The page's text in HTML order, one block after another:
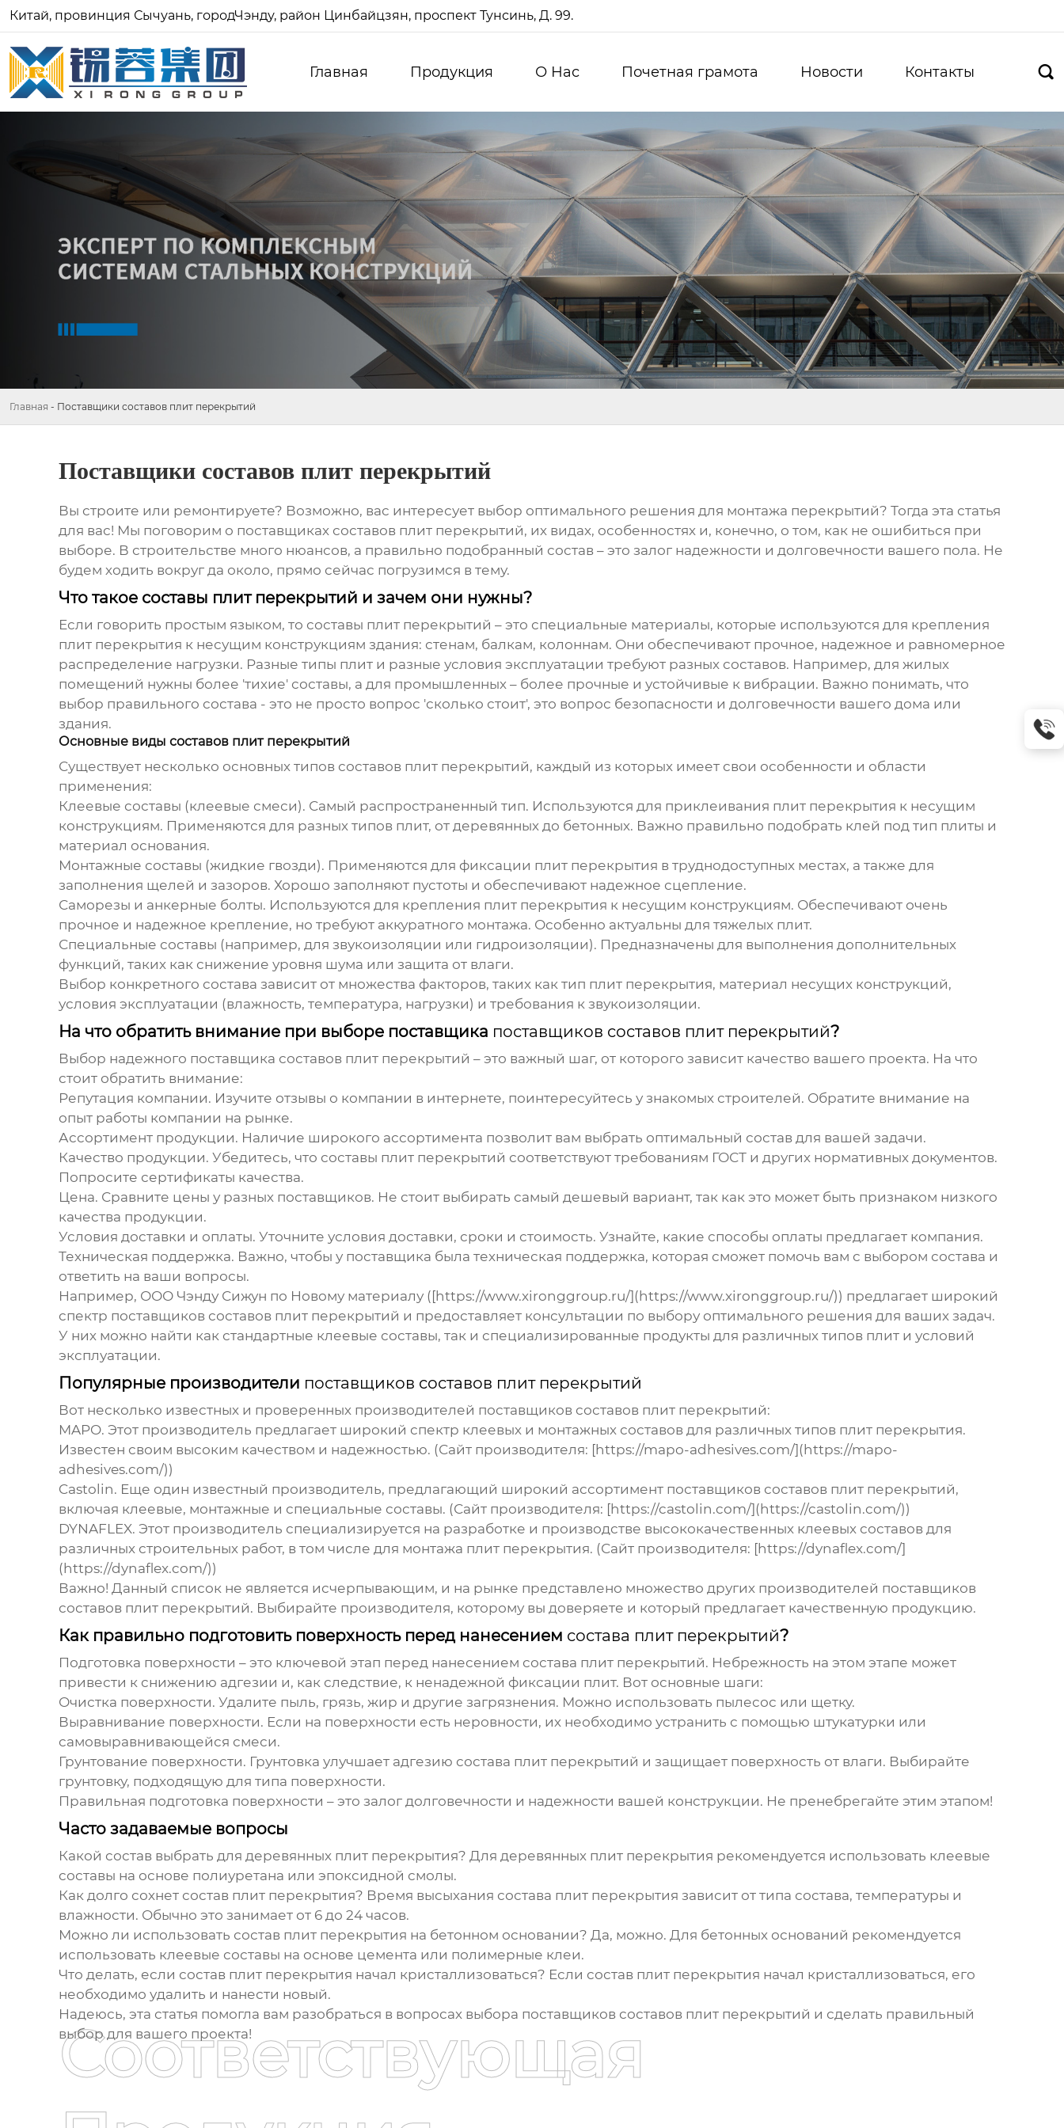
Китай, провинция Сычуань, городЧэнду, район Цинбайцзян, проспект Тунсинь, Д. 99.
Главная Продукция О Нас Почетная грамота Новости Контакты 
Главная - Поставщики составов плит перекрытий
Поставщики составов плит перекрытий
Вы строите или ремонтируете? Возможно, вас интересует выбор оптимального решения для монтажа перекрытий? Тогда эта статья
для вас! Мы поговорим о поставщиках составов плит перекрытий, их видах, особенностях и, конечно, о том, как не ошибиться при
выборе. В строительстве много нюансов, а правильно подобранный состав – это залог надежности и долговечности вашего пола. Не
будем ходить вокруг да около, прямо сейчас погрузимся в тему.
Что такое составы плит перекрытий и зачем они нужны?
Если говорить простым языком, то составы плит перекрытий – это специальные материалы, которые используются для крепления
плит перекрытия к несущим конструкциям здания: стенам, балкам, колоннам. Они обеспечивают прочное, надежное и равномерное
распределение нагрузки. Разные типы плит и разные условия эксплуатации требуют разных составов. Например, для жилых
помещений нужны более 'тихие' составы, а для промышленных – более прочные и устойчивые к вибрации. Важно понимать, что
выбор правильного состава - это не просто вопрос 'сколько стоит', это вопрос безопасности и долговечности вашего дома или
здания.
Основные виды составов плит перекрытий
Существует несколько основных типов составов плит перекрытий, каждый из которых имеет свои особенности и области
применения:
Клеевые составы (клеевые смеси). Самый распространенный тип. Используются для приклеивания плит перекрытия к несущим
конструкциям. Применяются для разных типов плит, от деревянных до бетонных. Важно правильно подобрать клей под тип плиты и
материал основания.
Монтажные составы (жидкие гвозди). Применяются для фиксации плит перекрытия в труднодоступных местах, а также для
заполнения щелей и зазоров. Хорошо заполняют пустоты и обеспечивают надежное сцепление.
Саморезы и анкерные болты. Используются для крепления плит перекрытия к несущим конструкциям. Обеспечивают очень
прочное и надежное крепление, но требуют аккуратного монтажа. Особенно актуальны для тяжелых плит.
Специальные составы (например, для звукоизоляции или гидроизоляции). Предназначены для выполнения дополнительных
функций, таких как снижение уровня шума или защита от влаги.
Выбор конкретного состава зависит от множества факторов, таких как тип плит перекрытия, материал несущих конструкций,
условия эксплуатации (влажность, температура, нагрузки) и требования к звукоизоляции.
На что обратить внимание при выборе поставщика поставщиков составов плит перекрытий?
Выбор надежного поставщика составов плит перекрытий – это важный шаг, от которого зависит качество вашего проекта. На что
стоит обратить внимание:
Репутация компании. Изучите отзывы о компании в интернете, поинтересуйтесь у знакомых строителей. Обратите внимание на
опыт работы компании на рынке.
Ассортимент продукции. Наличие широкого ассортимента позволит вам выбрать оптимальный состав для вашей задачи.
Качество продукции. Убедитесь, что составы плит перекрытий соответствуют требованиям ГОСТ и других нормативных документов.
Попросите сертификаты качества.
Цена. Сравните цены у разных поставщиков. Не стоит выбирать самый дешевый вариант, так как это может быть признаком низкого
качества продукции.
Условия доставки и оплаты. Уточните условия доставки, сроки и стоимость. Узнайте, какие способы оплаты предлагает компания.
Техническая поддержка. Важно, чтобы у поставщика была техническая поддержка, которая сможет помочь вам с выбором состава и
ответить на ваши вопросы.
Например, ООО Чэнду Сижун по Новому материалу ([https://www.xironggroup.ru/](https://www.xironggroup.ru/)) предлагает широкий
спектр поставщиков составов плит перекрытий и предоставляет консультации по выбору оптимального решения для ваших задач.
У них можно найти как стандартные клеевые составы, так и специализированные продукты для различных типов плит и условий
эксплуатации.
Популярные производители поставщиков составов плит перекрытий
Вот несколько известных и проверенных производителей поставщиков составов плит перекрытий:
MAPO. Этот производитель предлагает широкий спектр клеевых и монтажных составов для различных типов плит перекрытия.
Известен своим высоким качеством и надежностью. (Сайт производителя: [https://mapo-adhesives.com/](https://mapo-
adhesives.com/))
Castolin. Еще один известный производитель, предлагающий широкий ассортимент поставщиков составов плит перекрытий,
включая клеевые, монтажные и специальные составы. (Сайт производителя: [https://castolin.com/](https://castolin.com/))
DYNAFLEX. Этот производитель специализируется на разработке и производстве высококачественных клеевых составов для
различных строительных работ, в том числе для монтажа плит перекрытия. (Сайт производителя: [https://dynaflex.com/]
(https://dynaflex.com/))
Важно! Данный список не является исчерпывающим, и на рынке представлено множество других производителей поставщиков
составов плит перекрытий. Выбирайте производителя, которому вы доверяете и который предлагает качественную продукцию.
Как правильно подготовить поверхность перед нанесением состава плит перекрытий?
Подготовка поверхности – это ключевой этап перед нанесением состава плит перекрытий. Небрежность на этом этапе может
привести к снижению адгезии и, как следствие, к ненадежной фиксации плит. Вот основные шаги:
Очистка поверхности. Удалите пыль, грязь, жир и другие загрязнения. Можно использовать пылесос или щетку.
Выравнивание поверхности. Если на поверхности есть неровности, их необходимо устранить с помощью штукатурки или
самовыравнивающейся смеси.
Грунтование поверхности. Грунтовка улучшает адгезию состава плит перекрытий и защищает поверхность от влаги. Выбирайте
грунтовку, подходящую для типа поверхности.
Правильная подготовка поверхности – это залог долговечности и надежности вашей конструкции. Не пренебрегайте этим этапом!
Часто задаваемые вопросы
Какой состав выбрать для деревянных плит перекрытия? Для деревянных плит перекрытия рекомендуется использовать клеевые
составы на основе полиуретана или эпоксидной смолы.
Как долго сохнет состав плит перекрытия? Время высыхания состава плит перекрытия зависит от типа состава, температуры и
влажности. Обычно это занимает от 6 до 24 часов.
Можно ли использовать состав плит перекрытия на бетонном основании? Да, можно. Для бетонных оснований рекомендуется
использовать клеевые составы на основе цемента или полимерные клеи.
Что делать, если состав плит перекрытия начал кристаллизоваться? Если состав плит перекрытия начал кристаллизоваться, его
необходимо удалить и нанести новый.
Надеюсь, эта статья помогла вам разобраться в вопросах выбора поставщиков составов плит перекрытий и сделать правильный
выбор для вашего проекта!
Соответствующая